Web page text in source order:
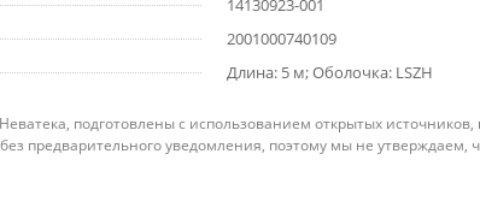
14130923-001
2001000740109
Длина: 5 м; Оболочка: LSZH
подготовлены с использованием открытых
предварительного уведомления, поэтому мы не